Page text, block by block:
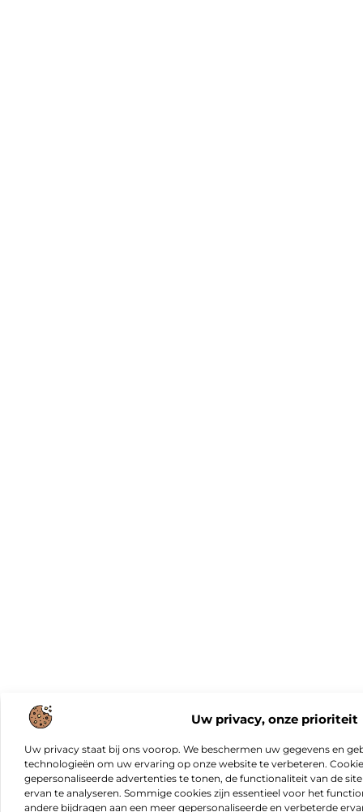
Uw privacy, onze prioriteit
Uw privacy staat bij ons voorop. We beschermen uw gegevens en
technologieën om uw ervaring op onze website te verbeteren.
gepersonaliseerde advertenties te tonen, de functionaliteit van de
ervan te analyseren. Sommige cookies zijn essentieel voor het
andere bijdragen aan een meer gepersonaliseerde en verbeterde